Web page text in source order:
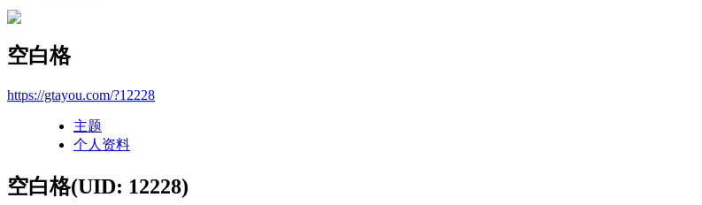
空白格
https://gtayou.com/?12228
主题
个人资料
空白格(UID: 12228)